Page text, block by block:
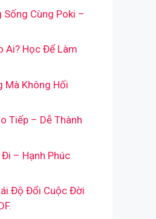
Sống Cùng Poki –
Ai? Học Để Làm
Mà Không Hối
Tiếp – Dễ Thành
– Hạnh Phúc
Độ Đổi Cuộc Đời